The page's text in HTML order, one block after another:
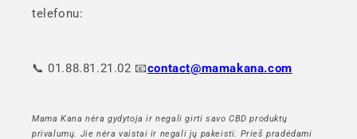
telefonu:
📞 01.88.81.21.02 📧contact@mamakana.com
Mama Kana nėra gydytoja ir negali girti savo CBD produktų
privalumų. Jie nėra vaistai ir negali jų pakeisti. Prieš pradėdami